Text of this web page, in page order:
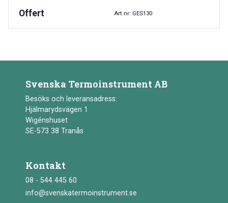
Offert Art.nr: GES130
Svenska Termoinstrument AB
Besöks och leveransadress:
Hjälmarydsvägen 1
Wigénshuset
SE-573 38 Tranås
Kontakt
08 - 544 445 60
info@svenskatermoinstrument.se